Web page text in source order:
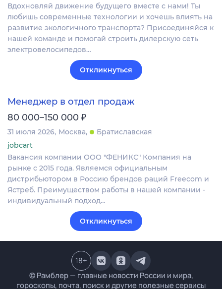
Вдохновляй движение будущего вместе с нами! Ты
любишь современные технологии и хочешь влиять на
развитие экологичного транспорта? Присоединяйся к
нашей команде и помогай строить дилерскую сеть
электровелосипедов…
Откликнуться
Менеджер в отдел продаж
80 000–150 000 ₽
31 июля 2026 Москва
Братиславская
jobcart
Вакансия компании ООО "ФЕНИКС" Компания на
рынке с 2015 года. Являемся официальным
дистрибьютором в Россию брендов раций Freecom и
Ястреб. Преимуществом работы в нашей компании -
индивидуальный подход…
Откликнуться
© Рамблер — главные новости России и мира,
гороскопы, почта, поиск и другие полезные сервисы
18+